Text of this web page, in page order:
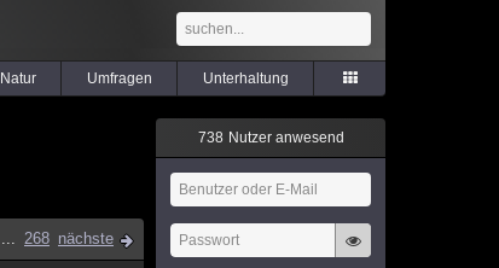
Natur Umfragen Unterhaltung
... 268 nächste
738 Nutzer anwesend